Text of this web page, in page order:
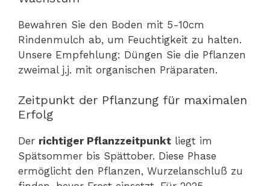
Bewahren Sie den Boden mit 5-10cm
Rindenmulch ab, um Feuchtigkeit zu halten.
Unsere Empfehlung: Düngen Sie die Pflanzen
zweimal j.j. mit organischen Präparaten.
Zeitpunkt der Pflanzung für maximalen
Erfolg
Der richtiger Pflanzzeitpunkt liegt im
Spätsommer bis Spättober. Diese Phase
ermöglicht den Pflanzen, Wurzelanschluß zu